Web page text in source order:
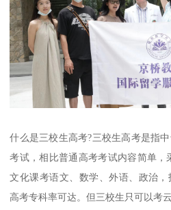
什么是三校生高考?三校生高考是指
考试，相比普通高考考试内容简单
文化课考语文、数学、外语、政治
高考专科率可达。但三校生只可以考